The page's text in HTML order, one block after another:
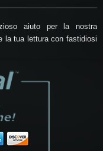
aiuto per la nostra
la tua lettura con fastidiosi